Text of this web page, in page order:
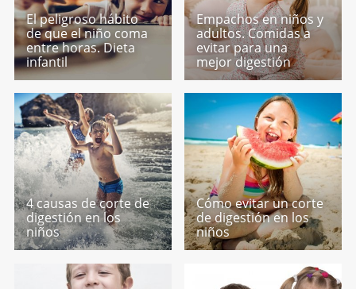
El peligroso hábito
de que el niño coma
entre horas. Dieta
infantil
Empachos en niños y
adultos. Comidas a
evitar para una
mejor digestión
4 causas de corte de
digestión en los
niños
Cómo evitar un corte
de digestión en los
niños